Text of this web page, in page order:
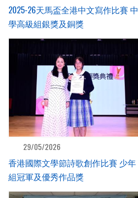
2025-26天馬盃全港中文寫作比賽 中
學高級組銀獎及銅獎
29/05/2026
香港國際文學節詩歌創作比賽 少年
組冠軍及優秀作品獎